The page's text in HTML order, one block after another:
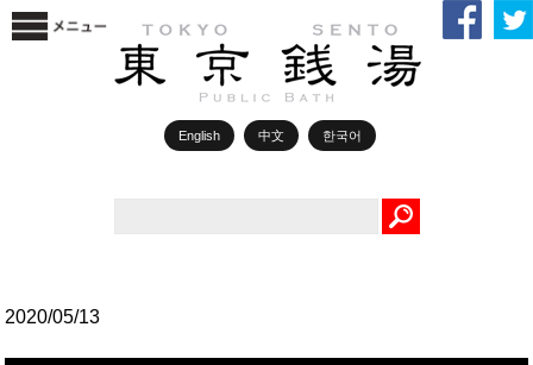
English 中文 한국어
2020/05/13